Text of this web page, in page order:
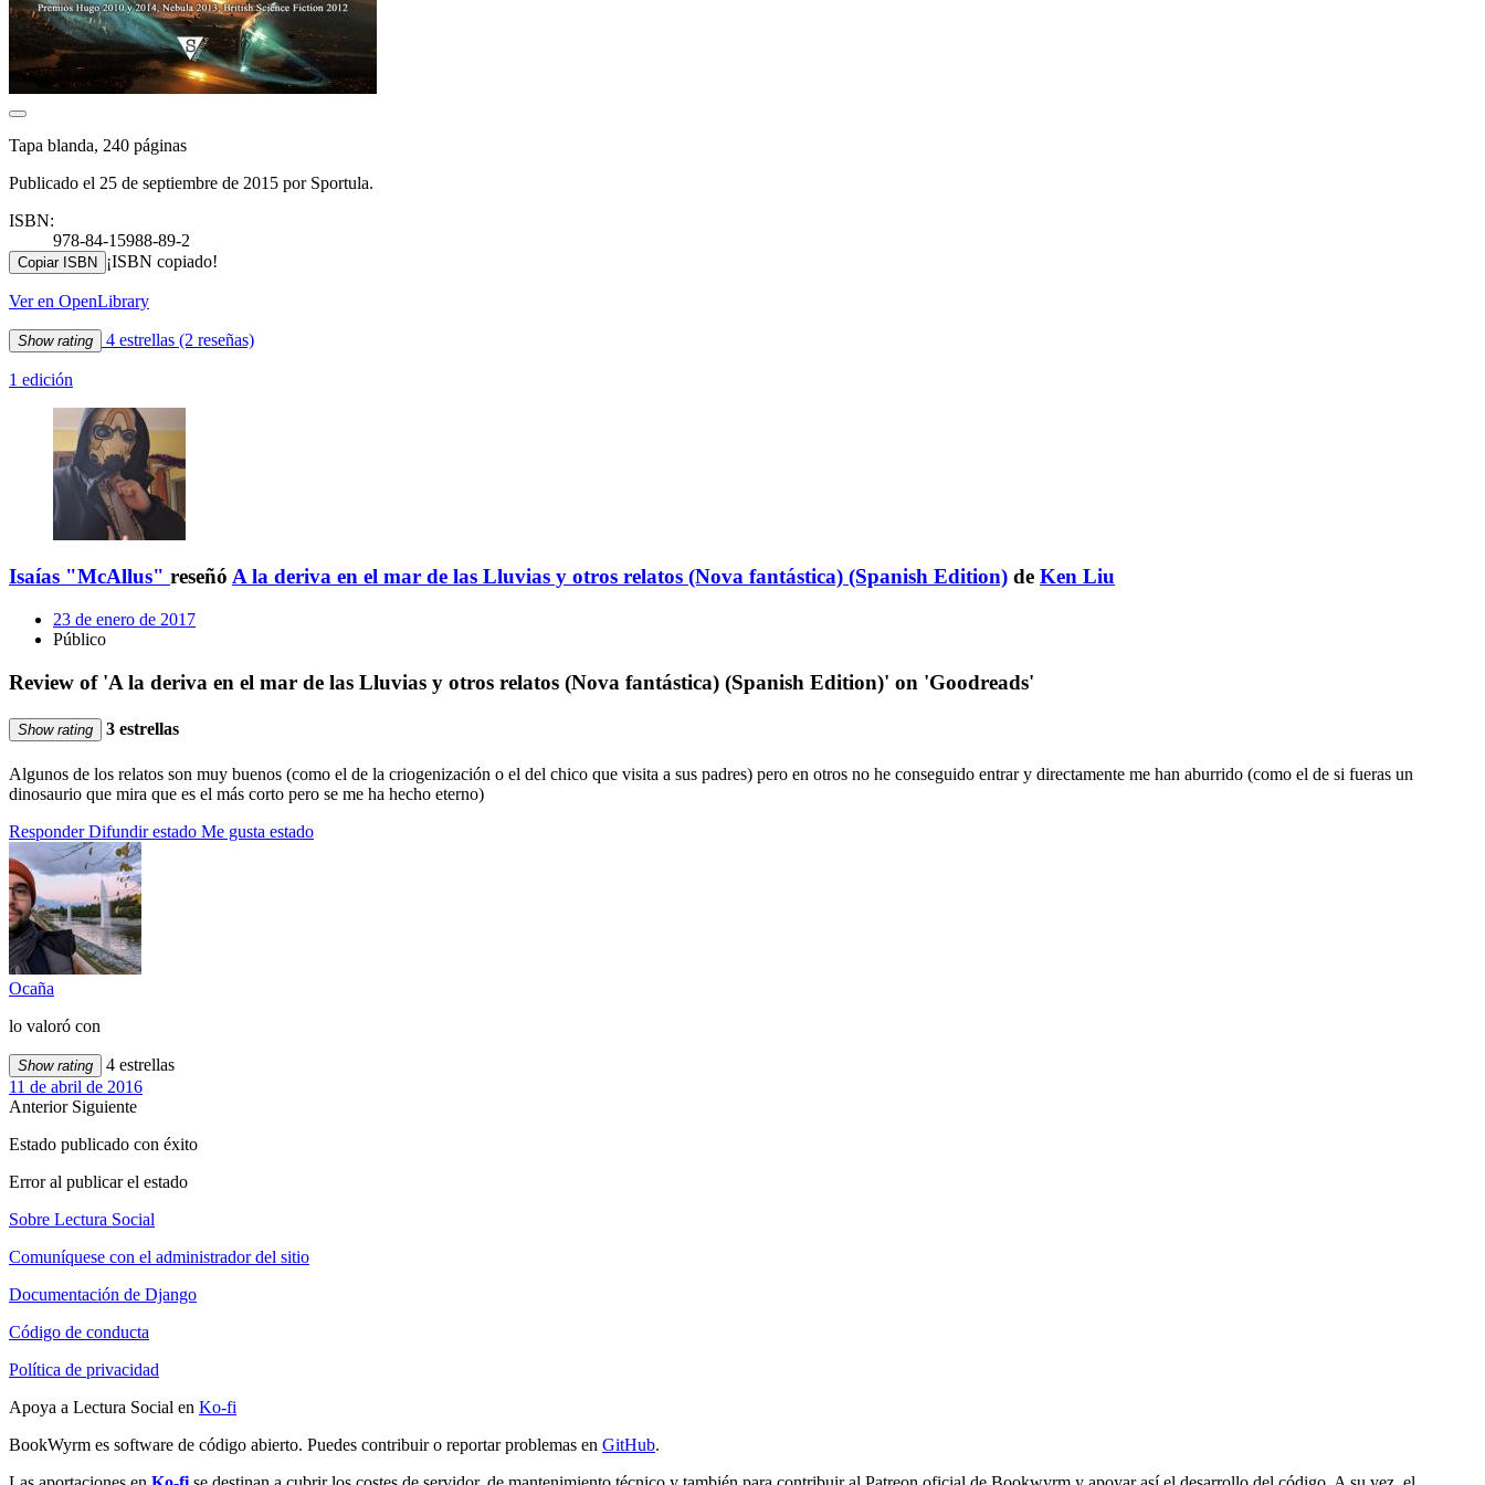
Tapa blanda, 240 páginas
Publicado el 25 de septiembre de 2015 por Sportula.
ISBN:
978-84-15988-89-2
Copiar ISBN ¡ISBN copiado!
Ver en OpenLibrary
Show rating 4 estrellas (2 reseñas)
1 edición
Isaías "McAllus" reseñó A la deriva en el mar de las Lluvias y otros relatos (Nova fantástica) (Spanish Edition) de Ken Liu
23 de enero de 2017
Público
Review of 'A la deriva en el mar de las Lluvias y otros relatos (Nova fantástica) (Spanish Edition)' on 'Goodreads'
Show rating 3 estrellas
Algunos de los relatos son muy buenos (como el de la criogenización o el del chico que visita a sus padres) pero en otros no he conseguido entrar y directamente me han aburrido (como el de si fueras un
dinosaurio que mira que es el más corto pero se me ha hecho eterno)
Responder Difundir estado Me gusta estado
Ocaña
lo valoró con
Show rating
4 estrellas
11 de abril de 2016
Anterior Siguiente
Estado publicado con éxito
Error al publicar el estado
Sobre Lectura Social
Comuníquese con el administrador del sitio
Documentación de Django
Código de conducta
Política de privacidad
Apoya a Lectura Social en Ko-fi
BookWyrm es software de código abierto. Puedes contribuir o reportar problemas en GitHub.